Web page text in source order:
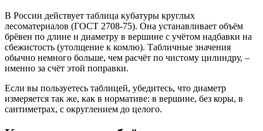
В России действует таблица кубатуры круглых
лесоматериалов (ГОСТ 2708-75). Она устанавливает объём
брёвен по длине и диаметру в вершине с учётом надбавки на
сбежистость (утолщение к комлю). Табличные значения
обычно немного больше, чем расчёт по чистому цилиндру, –
именно за счёт этой поправки.
Если вы пользуетесь таблицей, убедитесь, что диаметр
измеряется так же, как в нормативе: в вершине, без коры, в
сантиметрах, с округлением до целого.